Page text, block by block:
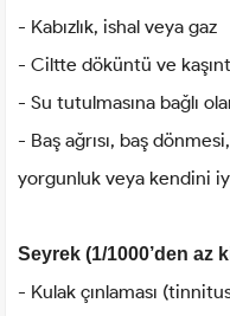
- Kabızlık, ishal veya gaz
- Ciltte döküntü ve
- Su tutulmasına bağlı
- Baş ağrısı, baş
yorgunluk veya kendini
Seyrek (1/1000’den az
- Kulak çınlaması